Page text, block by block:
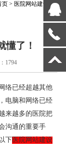
页 > 医院网站建设
懂了！
1794
络已经超越其他
电脑和网络已经
来越多的医院把
沟通的重要手
下 医院网站建设